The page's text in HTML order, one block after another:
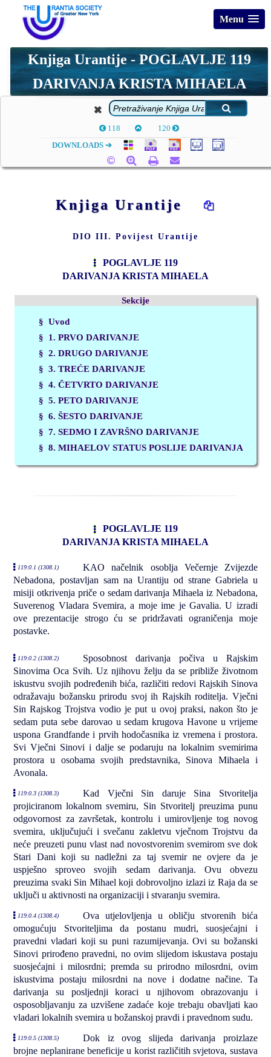
Menu
Knjiga Urantije -POGLAVLJE 119
DARIVANJA KRISTA MIHAELA
118 120
DOWNLOADS ➔
Knjiga Urantije
DIO III. Povijest Urantije
POGLAVLJE 119
DARIVANJA KRISTA MIHAELA
Sekcije
§ Uvod
§ 1. PRVO DARIVANJE
§ 2. DRUGO DARIVANJE
§ 3. TREĆE DARIVANJE
§ 4. ČETVRTO DARIVANJE
§ 5. PETO DARIVANJE
§ 6. ŠESTO DARIVANJE
§ 7. SEDMO I ZAVRŠNO DARIVANJE
§ 8. MIHAELOV STATUS POSLIJE DARIVANJA
POGLAVLJE 119
DARIVANJA KRISTA MIHAELA
119:0.1 (1308.1)
KAO načelnik osoblja Večernje Zvijezde
Nebadona, postavljan sam na Urantiju od strane Gabriela u
misiji otkrivenja priče o sedam darivanja Mihaela iz Nebadona,
Suverenog Vladara Svemira, a moje ime je Gavalia. U izradi
ove prezentacije strogo ću se pridržavati ograničenja moje
postavke.
119:0.2 (1308.2)
Sposobnost darivanja počiva u Rajskim
Sinovima Oca Svih. Uz njihovu želju da se približe životnom
iskustvu svojih podređenih bića, različiti redovi Rajskih Sinova
odražavaju božansku prirodu svoj ih Rajskih roditelja. Vječni
Sin Rajskog Trojstva vodio je put u ovoj praksi, nakon što je
sedam puta sebe darovao u sedam krugova Havone u vrijeme
uspona Grandfande i prvih hodočasnika iz vremena i prostora.
Svi Vječni Sinovi i dalje se podaruju na lokalnim svemirima
prostora u osobama svojih predstavnika, Sinova Mihaela i
Avonala.
119:0.3 (1308.3)
Kad Vječni Sin daruje Sina Stvoritelja
projiciranom lokalnom svemiru, Sin Stvoritelj preuzima punu
odgovornost za završetak, kontrolu i umirovljenje tog novog
svemira, uključujući i svečanu zakletvu vječnom Trojstvu da
neće preuzeti punu vlast nad novostvorenim svemirom sve dok
Stari Dani koji su nadležni za taj svemir ne ovjere da je
uspješno sproveo svojih sedam darivanja. Ovu obvezu
preuzima svaki Sin Mihael koji dobrovoljno izlazi iz Raja da se
uključi u aktivnosti na organizaciji i stvaranju svemira.
119:0.4 (1308.4)
Ova utjelovljenja u obličju stvorenih bića
omogućuju Stvoriteljima da postanu mudri, suosjećajni i
pravedni vladari koji su puni razumijevanja. Ovi su božanski
Sinovi prirođeno pravedni, no ovim slijedom iskustava postaju
suosjećajni i milosrdni; premda su prirodno milosrdni, ovim
iskustvima postaju milosrdni na nove i dodatne načine. Ta
darivanja su posljednji koraci u njihovom obrazovanju i
osposobljavanju za uzvišene zadaće koje trebaju obavljati kao
vladari lokalnih svemira u božanskoj pravdi i pravednom sudu.
119:0.5 (1308.5)
Dok iz ovog slijeda darivanja proizlaze
brojne neplanirane beneficije u korist različitih svjetova, sustava